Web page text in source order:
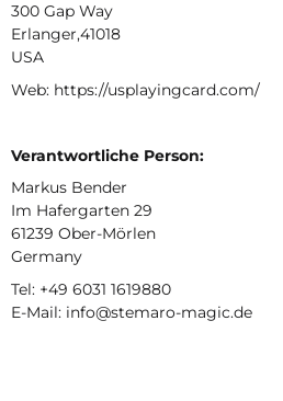
300 Gap Way
Erlanger,41018
USA
Web: https://usplayingcard.com/
Verantwortliche Person:
Markus Bender
Im Hafergarten 29
61239 Ober-Mörlen
Germany
Tel: +49 6031 1619880
E-Mail: info@stemaro-magic.de